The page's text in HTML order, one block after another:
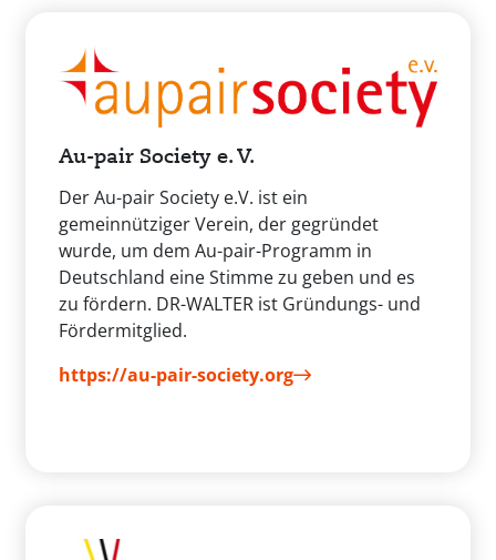
Au-pair Society e. V.
Der Au-pair Society e.V. ist ein
gemeinnütziger Verein, der gegründet
wurde, um dem Au-pair-Programm in
Deutschland eine Stimme zu geben und es
zu fördern. DR-WALTER ist Gründungs- und
Fördermitglied.
https://au-pair-society.org